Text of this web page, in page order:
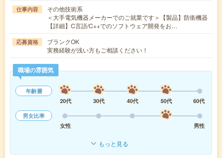
仕事内容
その他技術系
＜大手電気機器メーカーでのご就業です＞【製品】防衛機器
【詳細】C言語/C++でのソフトウェア開発をお…
応募資格
ブランクOK
実務経験が浅い方もご相談ください！
職場の雰囲気
年齢層
20代
30代 40代 50代
60代
男女比率
女性
男性
もっと見る